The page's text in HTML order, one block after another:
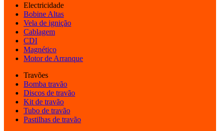
Electricidade
Bobine Altas
Vela de ignição
Cablagem
CDI
Magnético
Motor de Arranque
Travões
Bomba travão
Discos de travão
Kit de travão
Tubo de travão
Pastilhas de travão